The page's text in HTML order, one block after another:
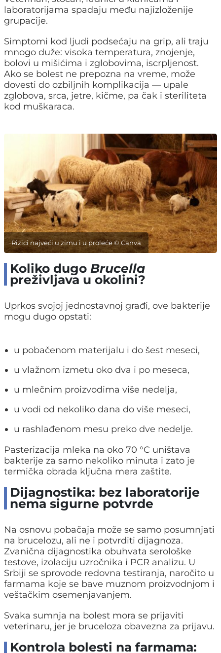
laboratorijama spadaju među najizloženije
grupacije.
Simptomi kod ljudi podsećaju na grip, ali traju
mnogo duže: visoka temperatura, znojenje,
bolovi u mišićima i zglobovima, iscrpljenost.
Ako se bolest ne prepozna na vreme, može
dovesti do ozbiljnih komplikacija — upale
zglobova, srca, jetre, kičme, pa čak i steriliteta
kod muškaraca.
Rizici najveći u zimu i u proleće © Canva
Koliko dugo Brucella
preživljava u okolini?
Uprkos svojoj jednostavnoj građi, ove bakterije
mogu dugo opstati:
u pobačenom materijalu i do šest meseci,
u vlažnom izmetu oko dva i po meseca,
u mlečnim proizvodima više nedelja,
u vodi od nekoliko dana do više meseci,
u rashlađenom mesu preko dve nedelje.
Pasterizacija mleka na oko 70 °C uništava
bakterije za samo nekoliko minuta i zato je
termička obrada ključna mera zaštite.
Dijagnostika: bez laboratorije
nema sigurne potvrde
Na osnovu pobačaja može se samo posumnjati
na brucelozu, ali ne i potvrditi dijagnoza.
Zvanična dijagnostika obuhvata serološke
testove, izolaciju uzročnika i PCR analizu. U
Srbiji se sprovode redovna testiranja, naročito u
farmama koje se bave muznom proizvodnjom i
veštačkim osemenjavanjem.
Svaka sumnja na bolest mora se prijaviti
veterinaru, jer je bruceloza obavezna za prijavu.
Kontrola bolesti na farmama: